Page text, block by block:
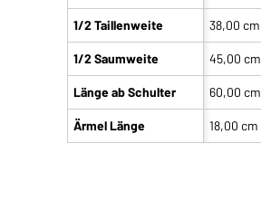
1/2 Taillenweite
1/2 Saumweite
Länge ab Schulter
Ärmel Länge
38,00 cm
45,00 cm
60,00 cm
18,00 cm